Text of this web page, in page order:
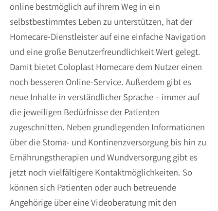
online bestmöglich auf ihrem Weg in ein
selbstbestimmtes Leben zu unterstützen, hat der
Homecare-Dienstleister auf eine einfache Navigation
und eine große Benutzerfreundlichkeit Wert gelegt.
Damit bietet Coloplast Homecare dem Nutzer einen
noch besseren Online-Service. Außerdem gibt es
neue Inhalte in verständlicher Sprache – immer auf
die jeweiligen Bedürfnisse der Patienten
zugeschnitten. Neben grundlegenden Informationen
über die Stoma- und Kontinenzversorgung bis hin zu
Ernährungstherapien und Wundversorgung gibt es
jetzt noch vielfältigere Kontaktmöglichkeiten. So
können sich Patienten oder auch betreuende
Angehörige über eine Videoberatung mit den